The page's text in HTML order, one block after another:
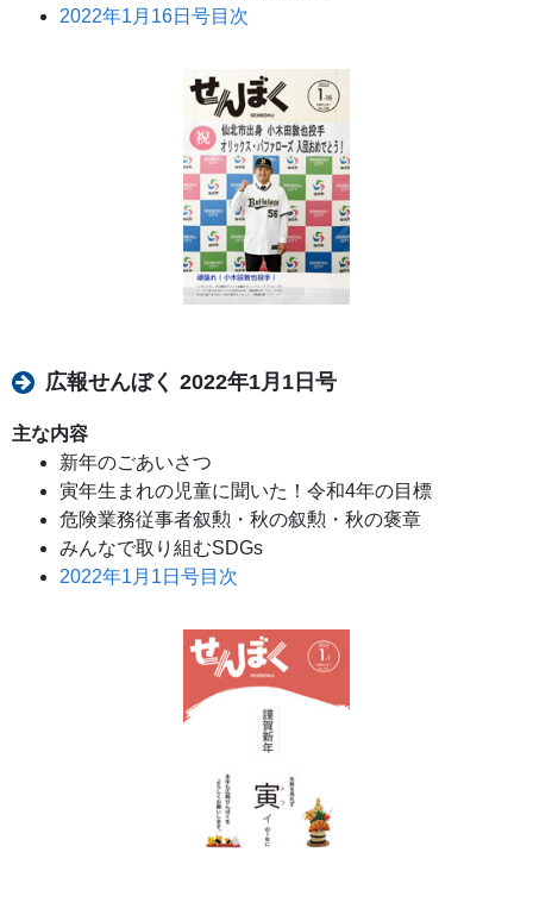
2022年1月16日号目次
広報せんぼく 2022年1月1日号
主な内容
新年のごあいさつ
寅年生まれの児童に聞いた！令和4年の目標
危険業務従事者叙勲・秋の叙勲・秋の褒章
みんなで取り組むSDGs
2022年1月1日号目次